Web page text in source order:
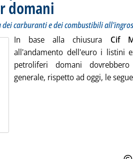
domani
dei carburanti e dei combustibili
In base alla chiusura Cif
all'andamento dell'euro i listini
petroliferi domani
generale, rispetto ad oggi, le